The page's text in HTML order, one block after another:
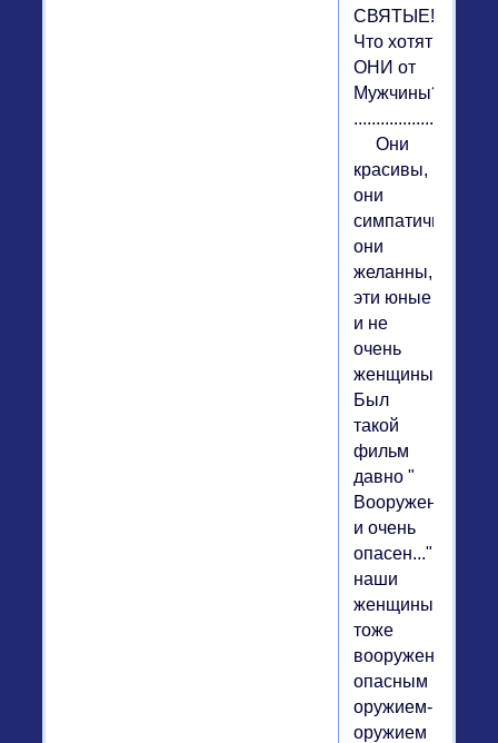
СВЯТЫЕ!
Что хотят
ОНИ от
Мужчины?
Они
красивы,
они
симпатичны,
они
желанны,
эти юные
и не
очень
женщины.
Был
такой
фильм
давно "
Вооружен
и очень
опасен...",
наши
женщины
тоже
вооружены...
опасным
оружием-
оружием